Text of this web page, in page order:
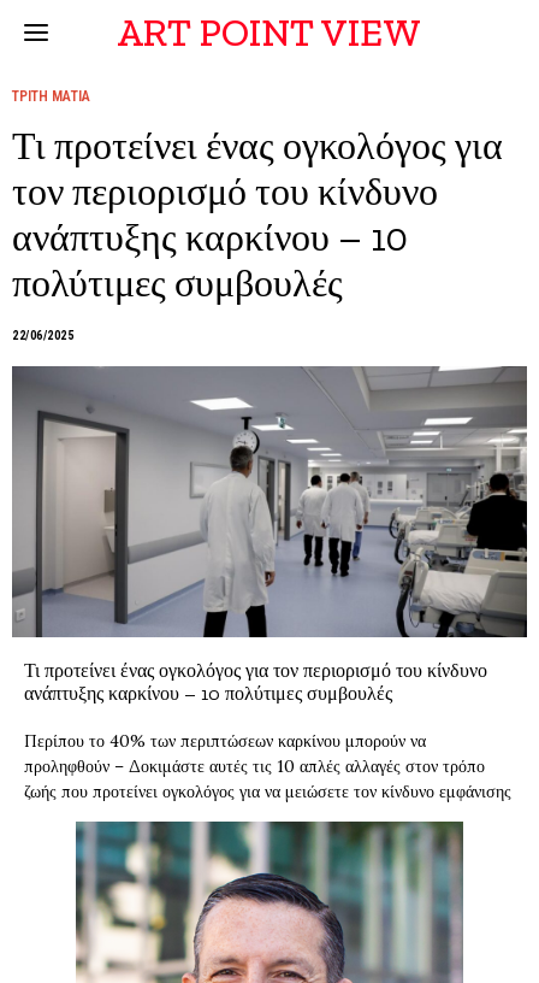
ART POINT VIEW
ΤΡΙΤΗ ΜΑΤΙΑ
Τι προτείνει ένας ογκολόγος για
τον περιορισμό του κίνδυνο
ανάπτυξης καρκίνου – 10
πολύτιμες συμβουλές
22/06/2025
Τι προτείνει ένας ογκολόγος για τον περιορισμό του κίνδυνο
ανάπτυξης καρκίνου – 10 πολύτιμες συμβουλές
Περίπου το 40% των περιπτώσεων καρκίνου μπορούν να
προληφθούν – Δοκιμάστε αυτές τις 10 απλές αλλαγές στον τρόπο
ζωής που προτείνει ογκολόγος για να μειώσετε τον κίνδυνο εμφάνισης